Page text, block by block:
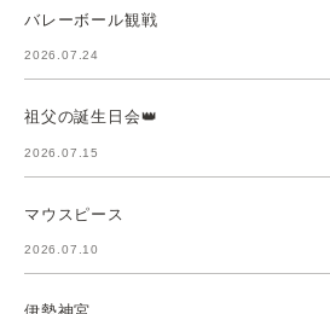
バレーボール観戦
2026.07.24
祖父の誕生日会👑
2026.07.15
マウスピース
2026.07.10